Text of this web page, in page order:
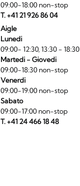
09:00-18:00 non-stop
T. +41 21 926 86 04
Aigle
Lunedi
09:00- 12:30, 13:30 - 18:30
Martedi - Giovedi
09:00-18:30 non-stop
Venerdi
09:00-19:00 non-stop
Sabato
09:00-17:00 non-stop
T. +41 24 466 18 48